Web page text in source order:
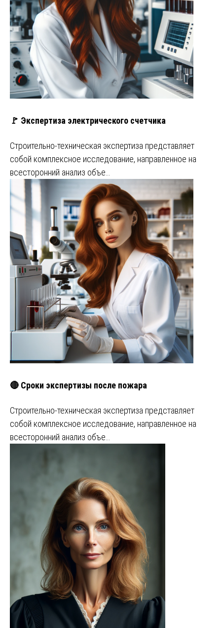
🚩 Экспертиза электрического счетчика
Строительно-техническая экспертиза представляет
собой комплексное исследование, направленное на
всесторонний анализ объе…
🔴 Сроки экспертизы после пожара
Строительно-техническая экспертиза представляет
собой комплексное исследование, направленное на
всесторонний анализ объе…